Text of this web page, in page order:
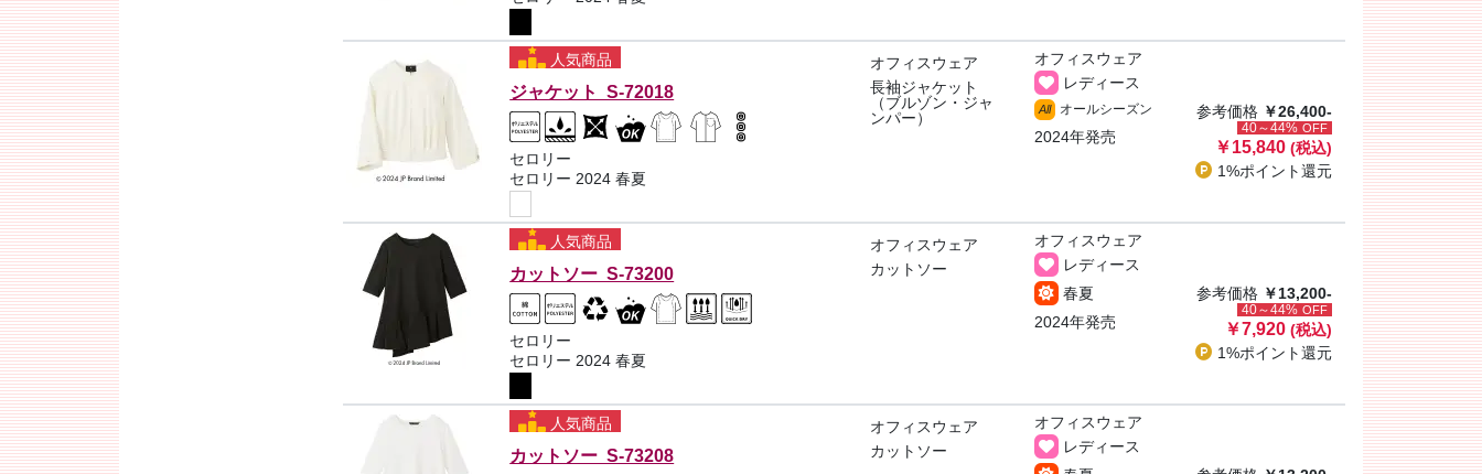
人気商品
ジャケット S-72018
セロリー
セロリー 2024 春夏
オフィスウェア
長袖ジャケット
（ブルゾン・ジャ
ンパー）
オフィスウェア
レディース
All オールシーズン
2024年発売
参考価格 ￥26,400-
40～44% OFF
￥15,840 (税込)
1%ポイント還元
人気商品
カットソー S-73200
セロリー
セロリー 2024 春夏
オフィスウェア
カットソー
オフィスウェア
レディース
春夏
2024年発売
参考価格 ￥13,200-
40～44% OFF
￥7,920 (税込)
1%ポイント還元
人気商品
カットソー S-73208
オフィスウェア
カットソー
オフィスウェア
レディース